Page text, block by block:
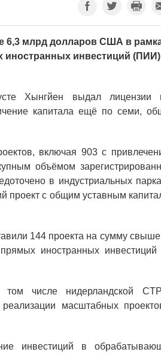
6,3 млрд долларов США в
иностранных инвестиций
Хынгйен выдал лицензии
капитала ещё по семи,
включая 903 с
объёмом
в индустриальных
проект с общим уставным
144 проекта на сумму
иностранных инвестиций
том числе нидерландской
масштабных
инвестиций в